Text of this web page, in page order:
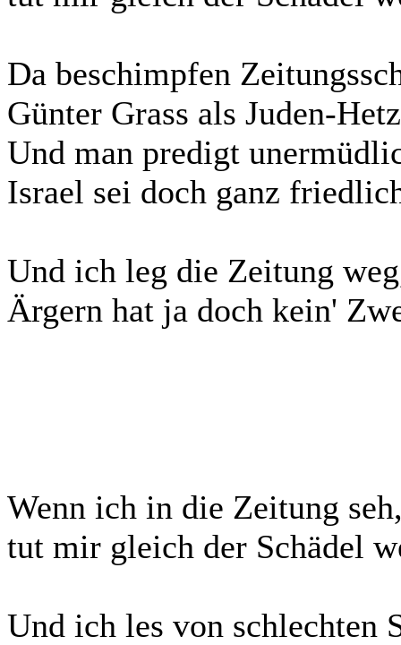
Da beschimpfen
Günter Grass als Juden-
Und man predigt
Israel sei doch ganz
Und ich leg die Zeitung
Ärgern hat ja doch kein'
Wenn ich in die Zeitung
tut mir gleich der Schädel
Und ich les von schlechten